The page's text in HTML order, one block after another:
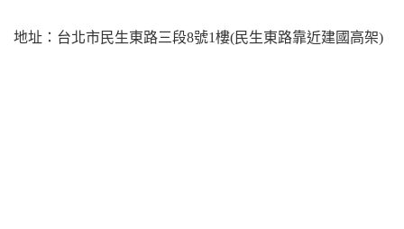
地址：台北市民生東路三段8號1樓(民生東路靠近建國高架)